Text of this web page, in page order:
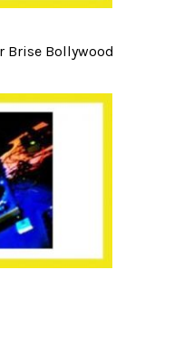
Brise Bollywood